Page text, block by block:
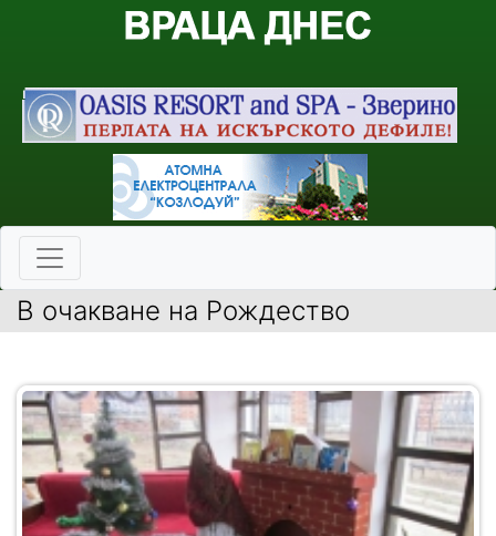
В очакване на Рождество